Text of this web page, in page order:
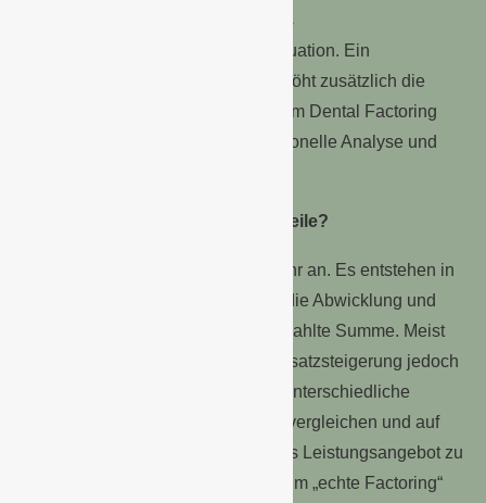
sind, entschärft die Übernahme des
Abrechnungsmanagements die Situation. Ein
verbessertes Leistungsangebot erhöht zusätzlich die
Attraktivität. Es lohnt sich daher beim Dental Factoring
genauer hinzusehen. Eine professionelle Analyse und
Hat Dental Factoring auch Nachteile?
Beim Dental Factoring fallen Gebühr an. Es entstehen in
der Regel Factoring-Gebühren für die Abwicklung und
Zinsgebühren auf die direkt ausgezahlte Summe. Meist
rentieren sich diese durch eine Umsatzsteigerung jedoch
schnell. Anzuraten ist es deshalb, unterschiedliche
Factoring-Anbieter miteinander zu vergleichen und auf
die Vertragsbedingungen sowie das Leistungsangebot zu
achten. Beispielsweise wird nur beim „echte Factoring“